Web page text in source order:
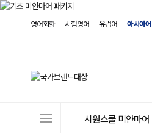
영어회화 시험영어 유럽어 아시아어
시원스쿨 미얀마어